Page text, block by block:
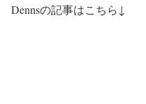
Dennsの記事はこちら↓